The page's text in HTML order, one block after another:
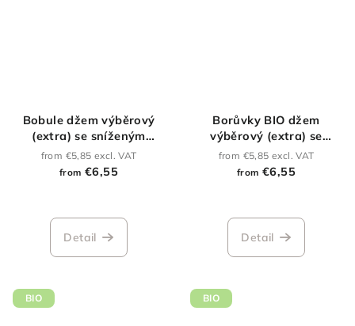
Bobule džem výběrový
(extra) se sníženým
obsahem cukru
from €5,85 excl. VAT
from €6,55
Detail
Borůvky BIO džem
výběrový (extra) se
sníženým obsahem cukru
from €5,85 excl. VAT
from €6,55
average
product
Detail
BIO BIO